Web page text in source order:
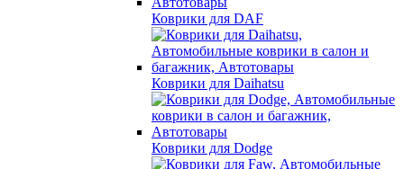
Коврики для DAF
Коврики для Daihatsu
Коврики для Dodge